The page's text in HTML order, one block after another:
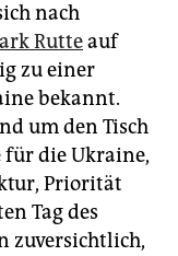
nach
Rutteauf
zu einer
bekannt.
um den Tisch
die Ukraine,
Priorität
Tag des
zuversichtlich,